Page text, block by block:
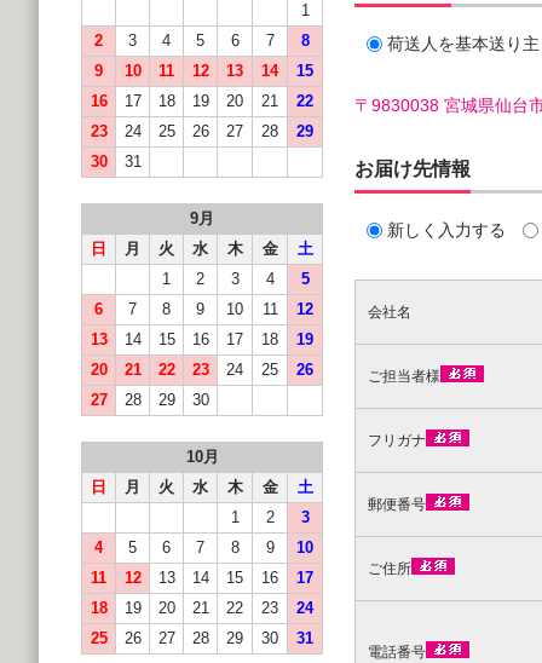
荷送人を基本送り
〒9830038 宮城県仙台
お届け先情報
新しく入力する
会社名
ご担当者様
フリガナ
郵便番号
ご住所
電話番号
1
2
3 4 5 6 7
8
9
10 11 12 13 14
15
16
17 18 19 20 21
22
23
24 25 26 27 28
29
30
31
9月
日
月 火 水 木 金
土
1
2 3 4
5
6
7 8 9 10 11
12
13
14 15 16 17 18
19
20
21 22 23 24 25
26
27
28 29 30
10月
日
月 火 水 木 金
土
1
2
3
4
5 6 7 8 9
10
11
12 13 14 15 16
17
18
19 20 21 22 23
24
25
26 27 28 29 30 31